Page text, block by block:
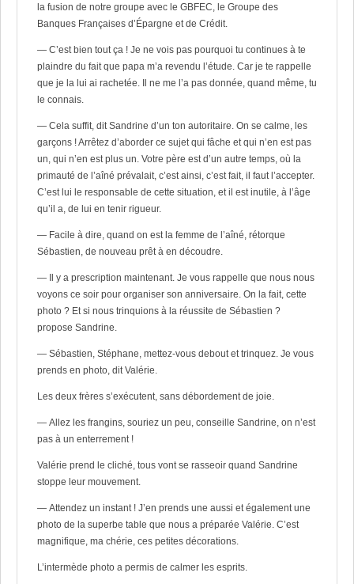
la fusion de notre groupe avec le GBFEC, le Groupe des
Banques Françaises d’Épargne et de Crédit.
— C’est bien tout ça ! Je ne vois pas pourquoi tu continues à te
plaindre du fait que papa m’a revendu l’étude. Car je te rappelle
que je la lui ai rachetée. Il ne me l’a pas donnée, quand même, tu
le connais.
— Cela suffit, dit Sandrine d’un ton autoritaire. On se calme, les
garçons ! Arrêtez d’aborder ce sujet qui fâche et qui n’en est pas
un, qui n’en est plus un. Votre père est d’un autre temps, où la
primauté de l’aîné prévalait, c’est ainsi, c’est fait, il faut l’accepter.
C’est lui le responsable de cette situation, et il est inutile, à l’âge
qu’il a, de lui en tenir rigueur.
— Facile à dire, quand on est la femme de l’aîné, rétorque
Sébastien, de nouveau prêt à en découdre.
— Il y a prescription maintenant. Je vous rappelle que nous nous
voyons ce soir pour organiser son anniversaire. On la fait, cette
photo ? Et si nous trinquions à la réussite de Sébastien ?
propose Sandrine.
— Sébastien, Stéphane, mettez-vous debout et trinquez. Je vous
prends en photo, dit Valérie.
Les deux frères s’exécutent, sans débordement de joie.
— Allez les frangins, souriez un peu, conseille Sandrine, on n’est
pas à un enterrement !
Valérie prend le cliché, tous vont se rasseoir quand Sandrine
stoppe leur mouvement.
— Attendez un instant ! J’en prends une aussi et également une
photo de la superbe table que nous a préparée Valérie. C’est
magnifique, ma chérie, ces petites décorations.
L’intermède photo a permis de calmer les esprits.